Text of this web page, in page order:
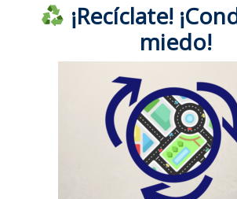
¡Recíclate!
miedo!